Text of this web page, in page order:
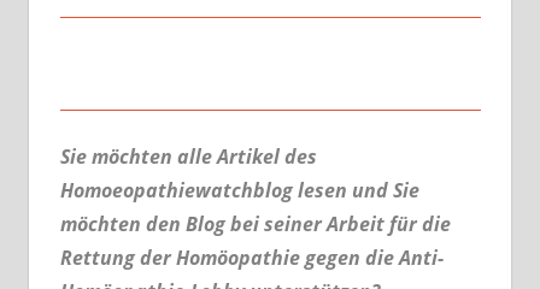
Sie möchten alle Artikel des
Homoeopathiewatchblog lesen und Sie
möchten den Blog bei seiner Arbeit für die
Rettung der Homöopathie gegen die Anti-